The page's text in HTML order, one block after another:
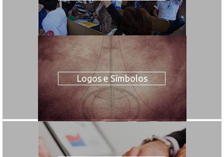
Logos e Símbolos